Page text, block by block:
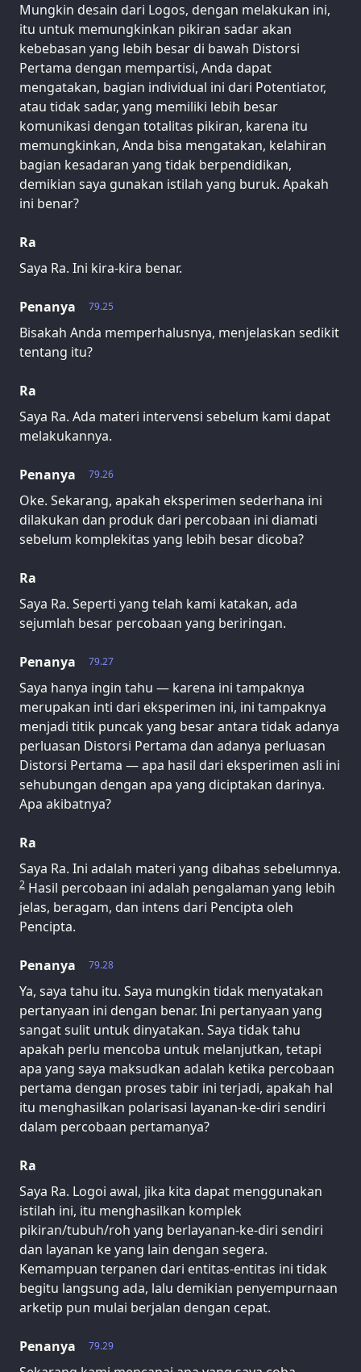
Mungkin desain dari Logos, dengan melakukan ini,
itu untuk memungkinkan pikiran sadar akan
kebebasan yang lebih besar di bawah Distorsi
Pertama dengan mempartisi, Anda dapat
mengatakan, bagian individual ini dari Potentiator,
atau tidak sadar, yang memiliki lebih besar
komunikasi dengan totalitas pikiran, karena itu
memungkinkan, Anda bisa mengatakan, kelahiran
bagian kesadaran yang tidak berpendidikan,
demikian saya gunakan istilah yang buruk. Apakah
ini benar?
Ra
Saya Ra. Ini kira-kira benar.
79.25
Penanya
Bisakah Anda memperhalusnya, menjelaskan sedikit
tentang itu?
Ra
Saya Ra. Ada materi intervensi sebelum kami dapat
melakukannya.
79.26
Penanya
Oke. Sekarang, apakah eksperimen sederhana ini
dilakukan dan produk dari percobaan ini diamati
sebelum komplekitas yang lebih besar dicoba?
Ra
Saya Ra. Seperti yang telah kami katakan, ada
sejumlah besar percobaan yang beriringan.
79.27
Penanya
Saya hanya ingin tahu — karena ini tampaknya
merupakan inti dari eksperimen ini, ini tampaknya
menjadi titik puncak yang besar antara tidak adanya
perluasan Distorsi Pertama dan adanya perluasan
Distorsi Pertama — apa hasil dari eksperimen asli ini
sehubungan dengan apa yang diciptakan darinya.
Apa akibatnya?
Ra
Saya Ra. Ini adalah materi yang dibahas sebelumnya.
2 Hasil percobaan ini adalah pengalaman yang lebih
jelas, beragam, dan intens dari Pencipta oleh
Pencipta.
79.28
Penanya
Ya, saya tahu itu. Saya mungkin tidak menyatakan
pertanyaan ini dengan benar. Ini pertanyaan yang
sangat sulit untuk dinyatakan. Saya tidak tahu
apakah perlu mencoba untuk melanjutkan, tetapi
apa yang saya maksudkan adalah ketika percobaan
pertama dengan proses tabir ini terjadi, apakah hal
itu menghasilkan polarisasi layanan-ke-diri sendiri
dalam percobaan pertamanya?
Ra
Saya Ra. Logoi awal, jika kita dapat menggunakan
istilah ini, itu menghasilkan komplek
pikiran/tubuh/roh yang berlayanan-ke-diri sendiri
dan layanan ke yang lain dengan segera.
Kemampuan terpanen dari entitas-entitas ini tidak
begitu langsung ada, lalu demikian penyempurnaan
arketip pun mulai berjalan dengan cepat.
79.29
Penanya